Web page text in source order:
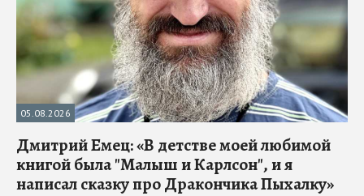
05.08.2026
Дмитрий Емец: «В детстве моей любимой
книгой была "Малыш и Карлсон", и я
написал сказку про Дракончика Пыхалку»